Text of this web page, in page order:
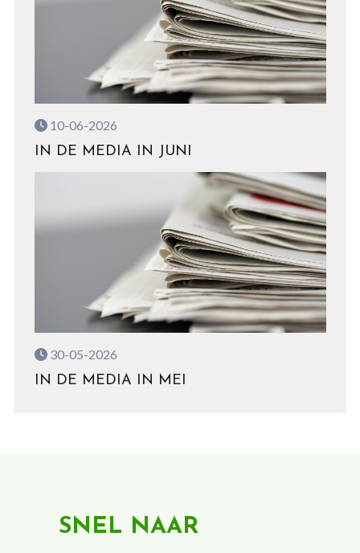
10-06-2026
IN DE MEDIA IN JUNI
30-05-2026
IN DE MEDIA IN MEI
SNEL NAAR